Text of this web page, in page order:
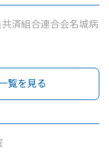
済組合連合会名城病
覧を見る